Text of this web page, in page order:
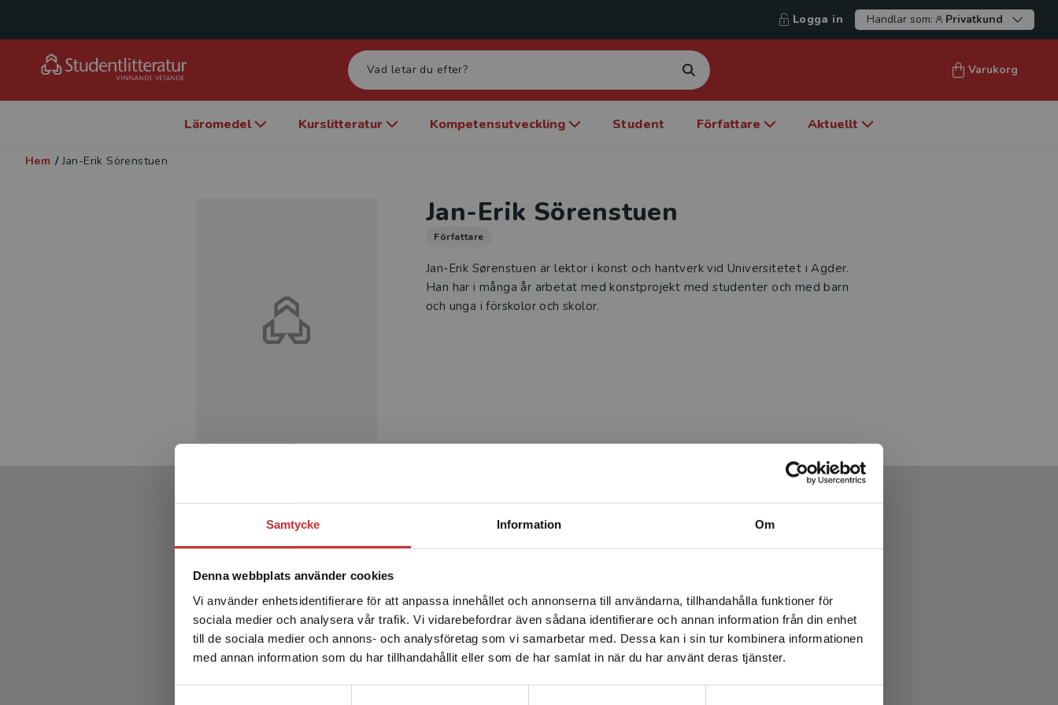
Samtycke Information Om
Denna webbplats använder cookies
Vi använder enhetsidentifierare för att anpassa innehållet och annonserna till användarna, tillhandahålla funktioner för
sociala medier och analysera vår trafik. Vi vidarebefordrar även sådana identifierare och annan information från din enhet
till de sociala medier och annons- och analysföretag som vi samarbetar med. Dessa kan i sin tur kombinera informationen
med annan information som du har tillhandahållit eller som de har samlat in när du har använt deras tjänster.
Begränsad fraktregion
Det verkar som att du besöker studentlitteratur.se via en
enhet utanför Sverige. Vi erbjuder inte leveranser utanför
Sverige. För att kunna slutföra ett köp måste
leveransadressen vara i Sverige.Läs mer
Logga in Handlar som: Privatkund
Varukorg
Läromedel Kurslitteratur Kompetensutveckling Student Författare Aktuellt
Hem / Jan-Erik Sörenstuen
Jan-Erik Sörenstuen
Författare
Jan-Erik Sørenstuen är lektor i konst och hantverk vid Universitetet i Agder.
Han har i många år arbetat med konstprojekt med studenter och med barn
och unga i förskolor och skolor.
Produkter